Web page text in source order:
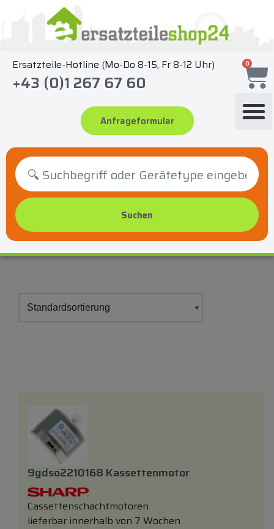
springen
Ersatzteile-Hotline (Mo-Do 8-15, Fr 8-12 Uhr)
+43 (0)1 267 67 60
Anfrageformular
0
9gdso2210168 Kassettenmotor
Cassettenschachtmotoren
lieferbar innerhalb von 7 Wochen